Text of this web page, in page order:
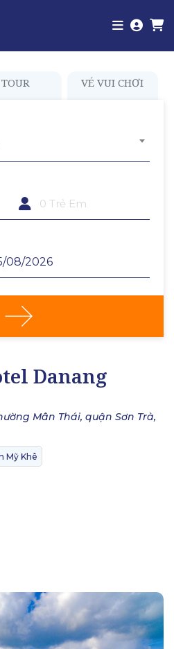
TOUR VÉ VUI CHƠI
Danang
Mân Thái, quận Sơn Trà,
Mỹ Khê